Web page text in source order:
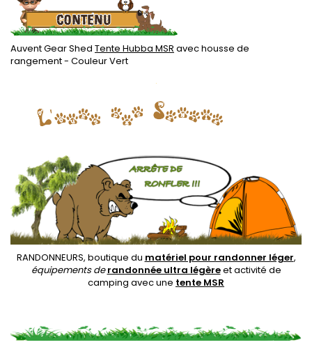
Auvent Gear Shed Tente Hubba MSR avec housse de
rangement - Couleur Vert
.
RANDONNEURS, boutique du matériel pour randonner léger,
équipements derandonnée ultra légèreet activité de
camping avec une tente MSR